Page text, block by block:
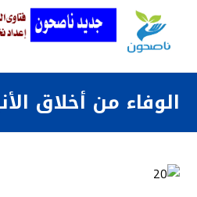
الوفاء من أخلاق